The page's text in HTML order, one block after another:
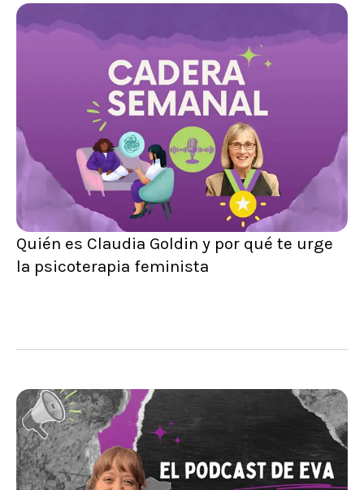
Quién es Claudia Goldin y por qué te urge
la psicoterapia feminista